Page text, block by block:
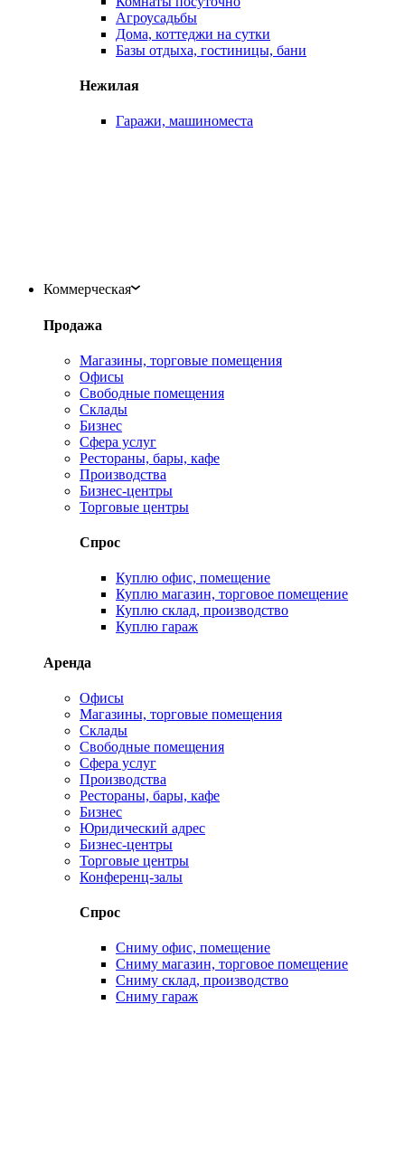
Агроусадьбы
Дома, коттеджи на сутки
Базы отдыха, гостиницы, бани
Нежилая
Гаражи, машиноместа
Коммерческая
Продажа
Магазины, торговые помещения
Офисы
Свободные помещения
Склады
Бизнес
Сфера услуг
Рестораны, бары, кафе
Производства
Бизнес-центры
Торговые центры
Спрос
Куплю офис, помещение
Куплю магазин, торговое помещение
Куплю склад, производство
Куплю гараж
Аренда
Офисы
Магазины, торговые помещения
Склады
Свободные помещения
Сфера услуг
Производства
Рестораны, бары, кафе
Бизнес
Юридический адрес
Бизнес-центры
Торговые центры
Конференц-залы
Спрос
Сниму офис, помещение
Сниму магазин, торговое помещение
Сниму склад, производство
Сниму гараж